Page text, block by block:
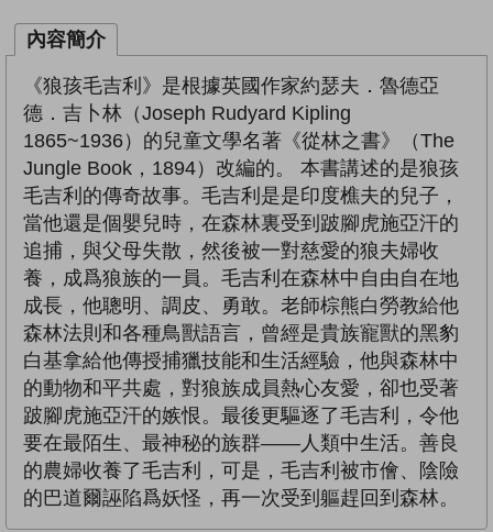
內容簡介
《狼孩毛吉利》是根據英國作家約瑟夫．魯德亞
德．吉卜林（Joseph Rudyard Kipling
1865~1936）的兒童文學名著《從林之書》（The
Jungle Book，1894）改編的。 本書講述的是狼孩
毛吉利的傳奇故事。毛吉利是是印度樵夫的兒子，
當他還是個嬰兒時，在森林裏受到跛腳虎施亞汗的
追捕，與父母失散，然後被一對慈愛的狼夫婦收
養，成爲狼族的一員。毛吉利在森林中自由自在地
成長，他聰明、調皮、勇敢。老師棕熊白勞教給他
森林法則和各種鳥獸語言，曾經是貴族寵獸的黑豹
白基拿給他傳授捕獵技能和生活經驗，他與森林中
的動物和平共處，對狼族成員熱心友愛，卻也受著
跛腳虎施亞汗的嫉恨。最後更驅逐了毛吉利，令他
要在最陌生、最神秘的族群——人類中生活。善良
的農婦收養了毛吉利，可是，毛吉利被市儈、陰險
的巴道爾誣陷爲妖怪，再一次受到軀趕回到森林。